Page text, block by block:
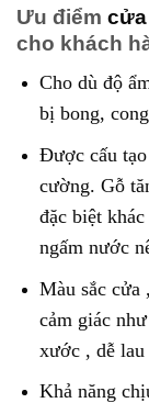
Ưu điểm cửa
cho khách
Cho dù độ
bị bong,
Được cấu
cường. Gỗ
đặc biệt
ngấm nước
Màu sắc
cảm giác
xước , dễ
Khả năng